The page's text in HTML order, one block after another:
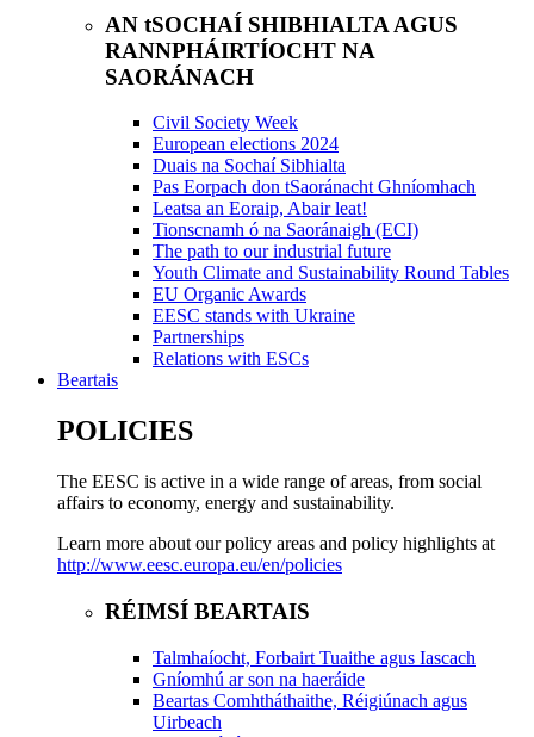
AN tSOCHAÍ SHIBHIALTA AGUS
RANNPHÁIRTÍOCHT NA
SAORÁNACH
Civil Society Week
European elections 2024
Duais na Sochaí Sibhialta
Pas Eorpach don tSaoránacht Ghníomhach
Leatsa an Eoraip, Abair leat!
Tionscnamh ó na Saoránaigh (ECI)
The path to our industrial future
Youth Climate and Sustainability Round Tables
EU Organic Awards
EESC stands with Ukraine
Partnerships
Relations with ESCs
Beartais
POLICIES
The EESC is active in a wide range of areas, from social
affairs to economy, energy and sustainability.
Learn more about our policy areas and policy highlights at
http://www.eesc.europa.eu/en/policies
RÉIMSÍ BEARTAIS
Talmhaíocht, Forbairt Tuaithe agus Iascach
Gníomhú ar son na haeráide
Beartas Comhtháthaithe, Réigiúnach agus
Uirbeach